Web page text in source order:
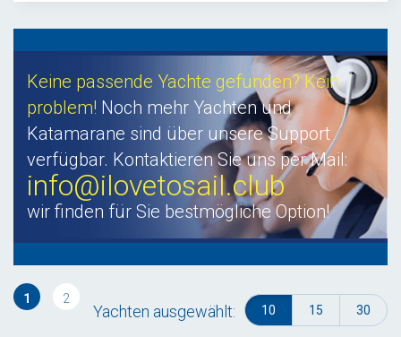
Keine passende Yachte gefunden? Kein
problem! Noch mehr Yachten und
Katamarane sind über unsere Support
verfügbar. Kontaktieren Sie uns per Mail:
info@ilovetosail.club
wir finden für Sie bestmögliche Option!
1 2
Yachten ausgewählt: 10 15 30